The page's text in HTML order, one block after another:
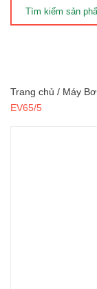
Trang chủ / Máy
EV65/5